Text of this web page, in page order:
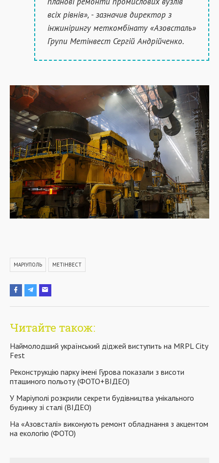
всіх рівнів», - зазначив директор з
інжинірингу меткомбінату «Азовсталь»
Групи Метінвест Сергій Андрійченко.
МАРІУПОЛЬ МЕТІНВЕСТ
Читайте також:
Наймолодший український діджей виступить на MRPL City
Fest
Реконструкцію парку імені Гурова показали з висоти
пташиного польоту (ФОТО+ВІДЕО)
У Маріуполі розкрили секрети будівництва унікального
будинку зі сталі (ВІДЕО)
На «Азовсталі» виконують ремонт обладнання з акцентом
на екологію (ФОТО)